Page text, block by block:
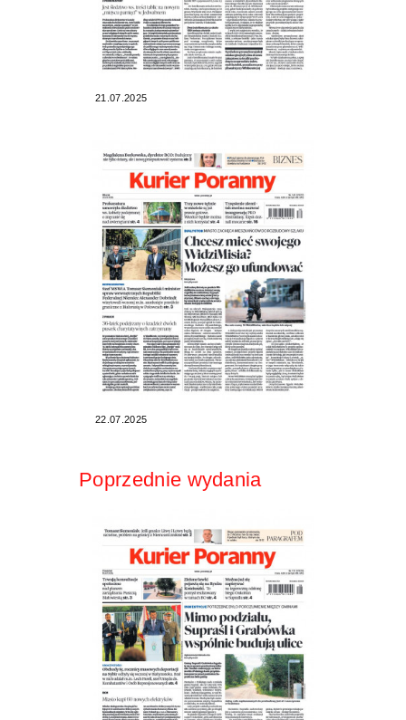
21.07.2025
22.07.2025
Poprzednie wydania